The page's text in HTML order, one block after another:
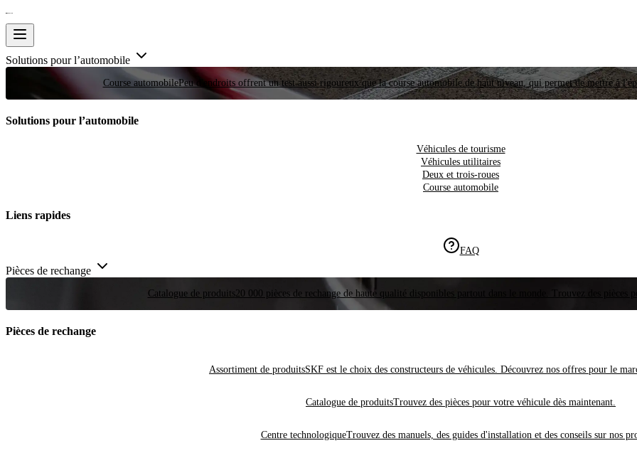
Solutions pour l’automobile
Course automobilePeu d'endroits offrent un test aussi rigoureux que la course automobile de haut niveau, qui permet de mettre à
Solutions pour l’automobile
Véhicules de tourisme
Véhicules utilitaires
Deux et trois-roues
Course automobile
Liens rapides
FAQ
Pièces de rechange
Catalogue de produits20 000 pièces de rechange de haute qualité disponibles partout dans le monde. Trouvez des pièces
Pièces de rechange
Assortiment de produitsSKF est le choix des constructeurs de véhicules. Découvrez nos offres pour le
Catalogue de produitsTrouvez des pièces pour votre véhicule dès maintenant.
Centre technologiqueTrouvez des manuels, des guides d'installation et des conseils sur nos